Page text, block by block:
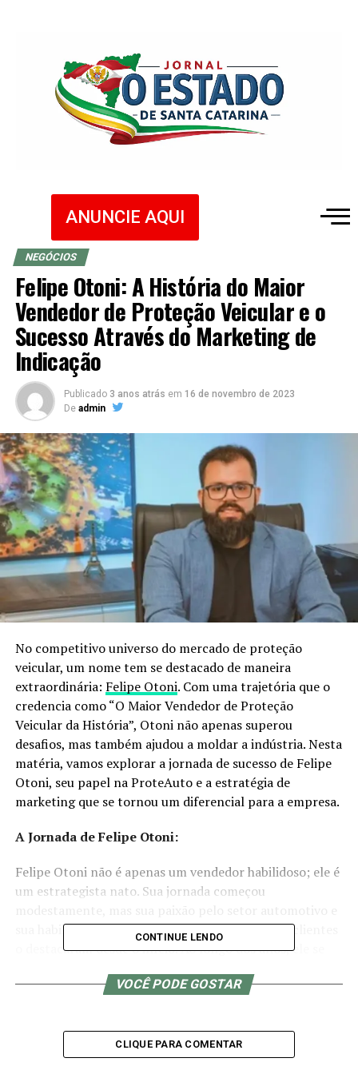
ANUNCIE AQUI
NEGÓCIOS
Felipe Otoni: A História do Maior
Vendedor de Proteção Veicular e o
Sucesso Através do Marketing de
Indicação
Publicado 3 anos atrás em 16 de novembro de 2023
De admin
No competitivo universo do mercado de proteção
veicular, um nome tem se destacado de maneira
extraordinária: Felipe Otoni. Com uma trajetória que o
credencia como “O Maior Vendedor de Proteção
Veicular da História”, Otoni não apenas superou
desafios, mas também ajudou a moldar a indústria. Nesta
matéria, vamos explorar a jornada de sucesso de Felipe
Otoni, seu papel na ProteAuto e a estratégia de
marketing que se tornou um diferencial para a empresa.
A Jornada de Felipe Otoni:
Felipe Otoni não é apenas um vendedor habilidoso; ele é
um estrategista nato. Sua jornada começou
sua habilidade em entender as necessidades dos clientes
o destacaram desde o início. Ao longo dos anos, ele se
não apenas por suas vendas impressionantes, mas
ProteAuto: A Revolução na Proteção Veicular:
CONTINUE LENDO
VOCÊ PODE GOSTAR
CLIQUE PARA COMENTAR